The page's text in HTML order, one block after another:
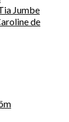
Jumbe
de